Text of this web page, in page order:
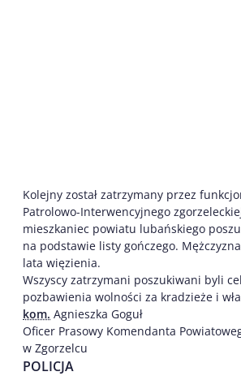
Kolejny został zatrzymany przez
Patrolowo-Interwencyjnego
mieszkaniec powiatu lubańskiego
na podstawie listy gończego.
lata więzienia.
Wszyscy zatrzymani poszukiwani byli
pozbawienia wolności za kradzieże i
kom. Agnieszka Goguł
Oficer Prasowy Komendanta
w Zgorzelcu
POLICJA